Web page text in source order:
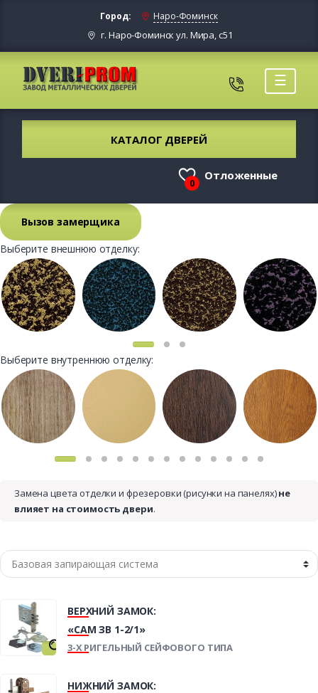
Город: Наро-Фоминск
г. Наро-Фоминск ул. Мира, с51
☰
КАТАЛОГ ДВЕРЕЙ
0
Отложенные
Вызов замерщика
Выберите внешнюю отделку:
Выберите внутреннюю отделку:
Замена цвета отделки и фрезеровки (рисунки на панелях)не
влияет на стоимость двери.
ВЕРХНИЙ ЗАМОК:
«САМ ЗВ 1-2/1»
3-Х РИГЕЛЬНЫЙ СЕЙФОВОГО ТИПА
НИЖНИЙ ЗАМОК: